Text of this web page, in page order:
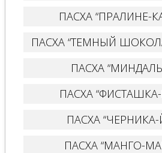
ПАСХА “ПРАЛИНЕ-
ПАСХА “ТЕМНЫЙ
ПАСХА
ПАСХА
ПАСХА “ЧЕРНИКА-
ПАСХА “МАНГО-